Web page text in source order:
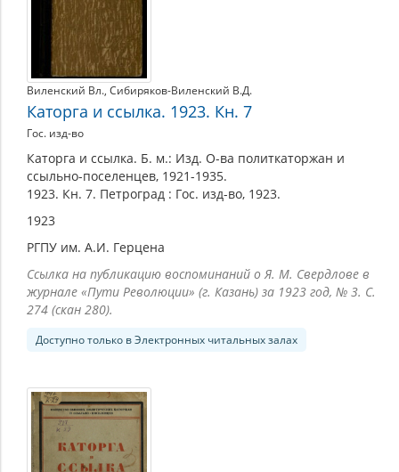
Виленский Вл., Сибиряков-Виленский В.Д.
Каторга и ссылка. 1923. Кн. 7
Гос. изд-во
Каторга и ссылка. Б. м.: Изд. О-ва политкаторжан и
ссыльно-поселенцев, 1921-1935.
1923. Кн. 7. Петроград : Гос. изд-во, 1923.
1923
РГПУ им. А.И. Герцена
Ссылка на публикацию воспоминаний о Я. М. Свердлове в
журнале «Пути Революции» (г. Казань) за 1923 год, № 3. С.
274 (скан 280).
Доступно только в Электронных читальных залах